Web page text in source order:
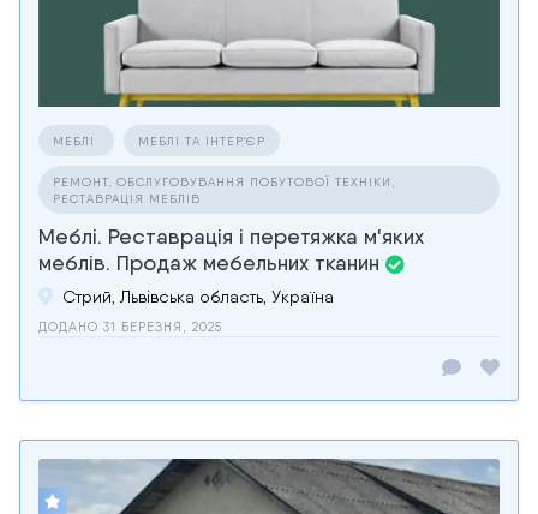
МЕБЛІ МЕБЛІ ТА ІНТЕР'ЄР
РЕМОНТ, ОБСЛУГОВУВАННЯ ПОБУТОВОЇ ТЕХНІКИ,
РЕСТАВРАЦІЯ МЕБЛІВ
Меблі. Реставрація і перетяжка м'яких
меблів. Продаж мебельних тканин
Стрий, Львівська область, Україна
ДОДАНО 31 БЕРЕЗНЯ, 2025